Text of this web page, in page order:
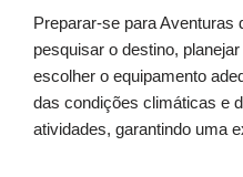
Preparar-se para Aventuras
pesquisar o destino,
escolher o equipamento
das condições climáticas e
atividades, garantindo uma